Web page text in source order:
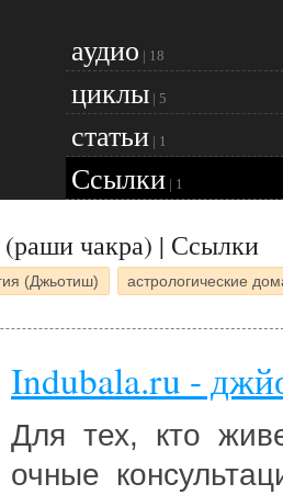
аудио | 18
циклы | 5
статьи | 1
Ссылки | 1
(раши чакра) | Ссылки
(Джьотиш) астрологические
Indubala.ru -
Для тех, кто
очные